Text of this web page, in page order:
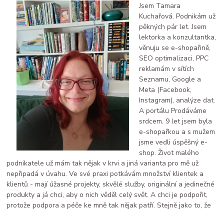
Jsem Tamara
Kuchařová. Podnikám už
pěkných pár let. Jsem
lektorka a konzultantka,
věnuju se e-shopařině,
SEO optimalizaci, PPC
reklamám v sítích
Seznamu, Google a
Meta (Facebook,
Instagram), analýze dat.
A portálu Prodáváme
srdcem. 9 let jsem byla
e-shopařkou a s mužem
jsme vedli úspěšný e-
shop. Život malého
podnikatele už mám tak nějak v krvi a jiná varianta pro mě už
nepřipadá v úvahu. Ve své praxi potkávám množství klientek a
klientů - mají úžasné projekty, skvělé služby, originální a jedinečné
produkty a já chci, aby o nich věděl celý svět. A chci je podpořit,
protože podpora a péče ke mně tak nějak patří. Stejně jako to, že